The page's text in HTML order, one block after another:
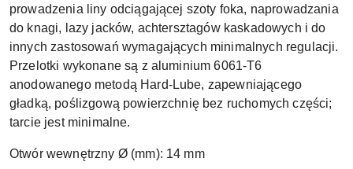
prowadzenia liny odciągającej szoty foka, naprowadzania
do knagi, lazy jacków, achtersztagów kaskadowych i do
innych zastosowań wymagających minimalnych regulacji.
Przelotki wykonane są z aluminium 6061-T6
anodowanego metodą Hard-Lube, zapewniającego
gładką, poślizgową powierzchnię bez ruchomych części;
tarcie jest minimalne.
Otwór wewnętrzny Ø (mm): 14 mm